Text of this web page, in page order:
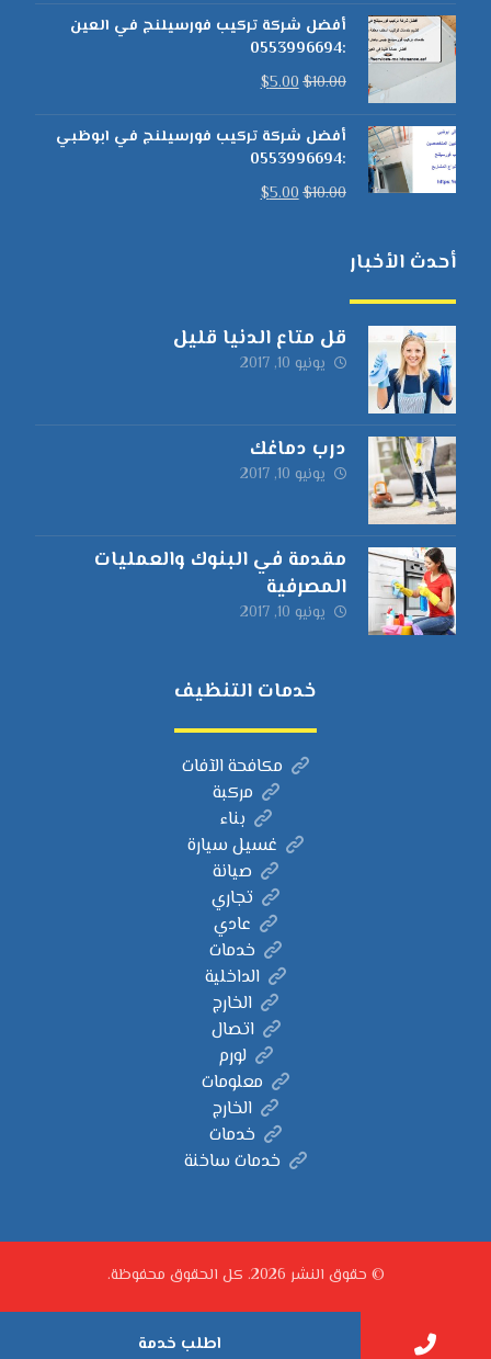
أفضل شركة تركيب فورسيلنج في العين
:0553996694
$10.00
$5.00
أفضل شركة تركيب فورسيلنج في ابوظبي
:0553996694
$10.00
$5.00
أحدث الأخبار
قل متاع الدنيا قليل
يونيو 10, 2017
درب دماغك
يونيو 10, 2017
مقدمة في البنوك والعمليات
المصرفية
يونيو 10, 2017
خدمات التنظيف
مكافحة الآفات
مركبة
بناء
غسيل سيارة
صيانة
تجاري
عادي
خدمات
الداخلية
الخارج
اتصال
لورم
معلومات
الخارج
خدمات
خدمات ساخنة
© حقوق النشر 2026. كل الحقوق محفوظة.
اطلب خدمة